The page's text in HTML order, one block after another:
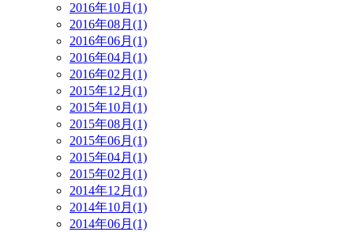
2016年10月(1)
2016年08月(1)
2016年06月(1)
2016年04月(1)
2016年02月(1)
2015年12月(1)
2015年10月(1)
2015年08月(1)
2015年06月(1)
2015年04月(1)
2015年02月(1)
2014年12月(1)
2014年10月(1)
2014年06月(1)